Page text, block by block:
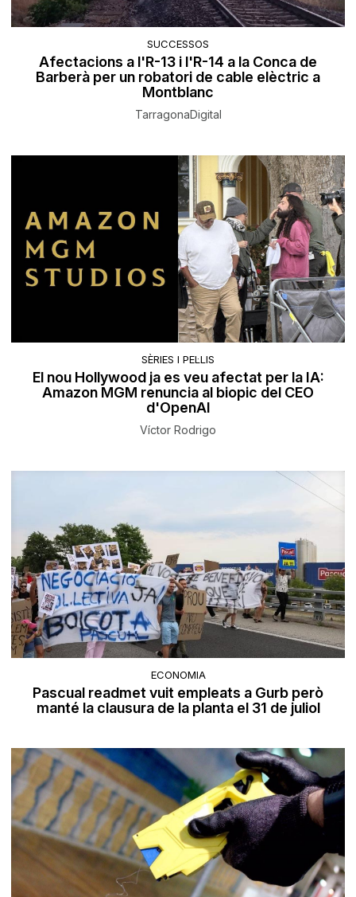
SUCCESSOS
Afectacions a l'R-13 i l'R-14 a la Conca de
Barberà per un robatori de cable elèctric a
Montblanc
TarragonaDigital
SÈRIES I PEL·LIS
El nou Hollywood ja es veu afectat per la IA:
Amazon MGM renuncia al biopic del CEO
d'OpenAI
Víctor Rodrigo
ECONOMIA
Pascual readmet vuit empleats a Gurb però
manté la clausura de la planta el 31 de juliol